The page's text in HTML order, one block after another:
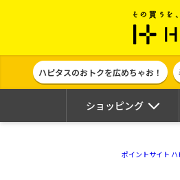
ハピタスのおトクを広めちゃお！
ショッピング
ポイントサイト